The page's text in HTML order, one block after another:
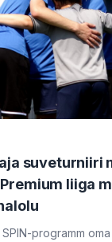
suveturniiri
liiga
programm oma